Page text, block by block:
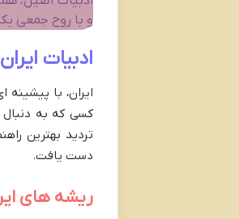
و با روح جمعی
ادبیات
ایران، با
کسی که به
تردید بهترین
دست یافت.
ریشه های